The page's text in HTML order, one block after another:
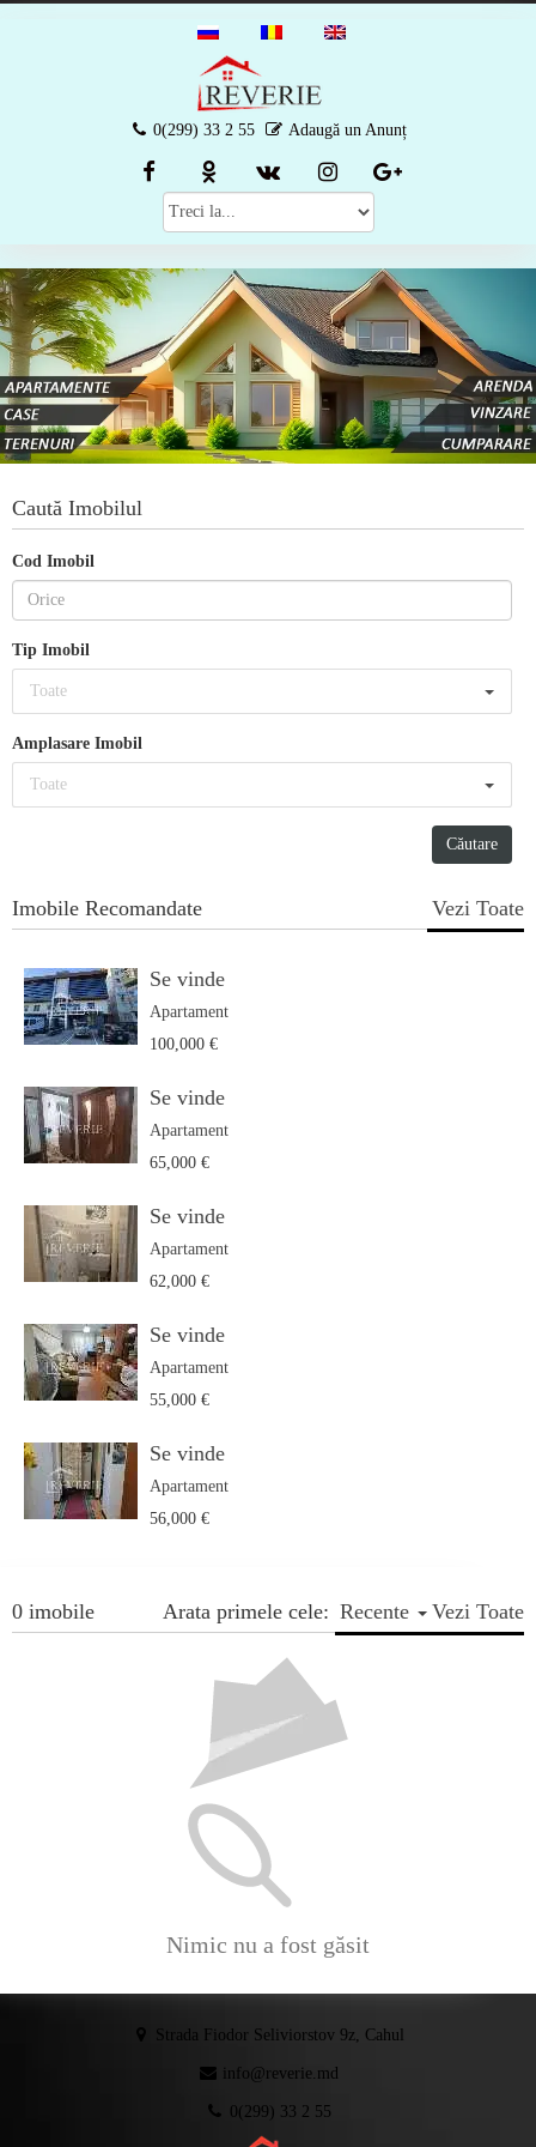
0(299) 33 2 55 Adaugă un Anunț
Caută Imobilul
Cod Imobil
Tip Imobil
Toate
Amplasare Imobil
Toate
Imobile Recomandate Vezi Toate
Se vinde
Apartament
100,000 €
Se vinde
Apartament
65,000 €
Se vinde
Apartament
62,000 €
Se vinde
Apartament
55,000 €
Se vinde
Apartament
56,000 €
Vezi Toate
0 imobile Arata primele cele: Recente
Nimic nu a fost găsit
Strada Fiodor Seliviorstov 9z, Cahul
info@reverie.md
0(299) 33 2 55